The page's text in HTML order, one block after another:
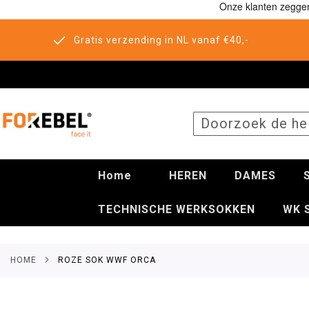
Gratis verzending in NL vanaf €40,-
Home HEREN DAMES
TECHNISCHE WERKSOKKEN WK
HOME ROZE SOK WWF ORCA